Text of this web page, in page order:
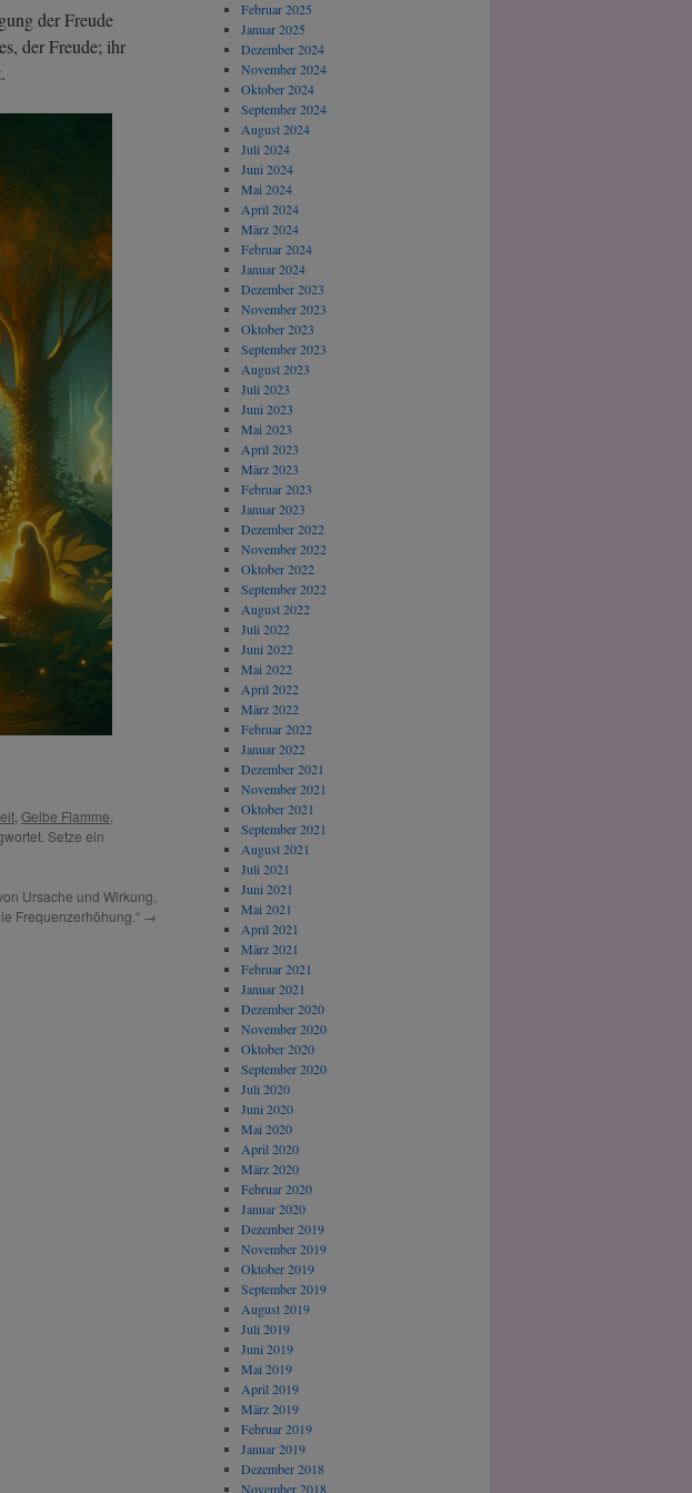
der Freude
der Freude; ihr
Gelbe Flamme
Setze ein
Ursache und Wirkung,
Frequenzerhöhung.“ →
Februar 2025
Januar 2025
Dezember 2024
November 2024
Oktober 2024
September 2024
August 2024
Juli 2024
Juni 2024
Mai 2024
April 2024
März 2024
Februar 2024
Januar 2024
Dezember 2023
November 2023
Oktober 2023
September 2023
August 2023
Juli 2023
Juni 2023
Mai 2023
April 2023
März 2023
Februar 2023
Januar 2023
Dezember 2022
November 2022
Oktober 2022
September 2022
August 2022
Juli 2022
Juni 2022
Mai 2022
April 2022
März 2022
Februar 2022
Januar 2022
Dezember 2021
November 2021
Oktober 2021
September 2021
August 2021
Juli 2021
Juni 2021
Mai 2021
April 2021
März 2021
Februar 2021
Januar 2021
Dezember 2020
November 2020
Oktober 2020
September 2020
Juli 2020
Juni 2020
Mai 2020
April 2020
März 2020
Februar 2020
Januar 2020
Dezember 2019
November 2019
Oktober 2019
September 2019
August 2019
Juli 2019
Juni 2019
Mai 2019
April 2019
März 2019
Februar 2019
Januar 2019
Dezember 2018
November 2018